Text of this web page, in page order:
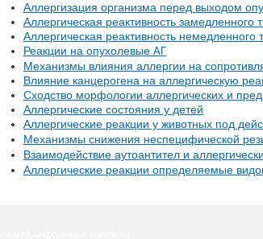
Аллергизация организма перед выходом
Аллергическая реактивность замедленного
Аллергическая реактивность немедленного
Реакции на опухолевые АГ
Механизмы влияния аллергии на
Влияние канцерогена на аллергическую
Сходство морфологии аллергических и
Аллергические состояния у детей
Аллергические реакции у животных под
Механизмы снижения неспецифической
Взаимодействие аутоантител и
Аллергические реакции определяемые